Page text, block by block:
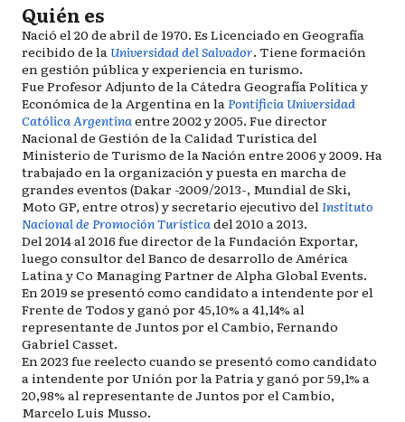
Quién es
Nació el 20 de abril de 1970. Es Licenciado en Geografía
recibido de la Universidad del Salvador. Tiene formación
en gestión pública y experiencia en turismo.
Fue Profesor Adjunto de la Cátedra Geografía Política y
Económica de la Argentina en laPontificia Universidad
Católica Argentinaentre 2002 y 2005. Fue director
Nacional de Gestión de la Calidad Turística del
Ministerio de Turismo de la Nación entre 2006 y 2009. Ha
trabajado en la organización y puesta en marcha de
grandes eventos (Dakar -2009/2013-, Mundial de Ski,
Moto GP, entre otros) y secretario ejecutivo delInstituto
Nacional de Promoción Turísticadel 2010 a 2013.
Del 2014 al 2016 fue director de la Fundación Exportar,
luego consultor del Banco de desarrollo de América
Latina y Co Managing Partner de Alpha Global Events.
En 2019 se presentó como candidato a intendente por el
Frente de Todos y ganó por 45,10% a 41,14% al
representante de Juntos por el Cambio, Fernando
Gabriel Casset.
En 2023 fue reelecto cuando se presentó como candidato
a intendente por Unión por la Patria y ganó por 59,1% a
20,98% al representante de Juntos por el Cambio,
Marcelo Luis Musso.